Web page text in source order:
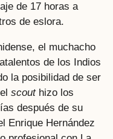
de 17 horas a
de eslora.
el muchacho
de los Indios
la posibilidad de ser
scout hizo los
después de su
Enrique Hernández